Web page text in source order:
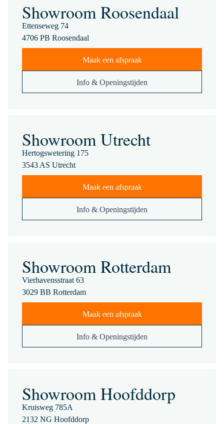
Showroom Roosendaal
Ettenseweg 74
4706 PB Roosendaal
Maak een afspraak
Info & Openingstijden
Showroom Utrecht
Hertogswetering 175
3543 AS Utrecht
Maak een afspraak
Info & Openingstijden
Showroom Rotterdam
Vierhavensstraat 63
3029 BB Rotterdam
Maak een afspraak
Info & Openingstijden
Showroom Hoofddorp
Kruisweg 785A
2132 NG Hoofddorp